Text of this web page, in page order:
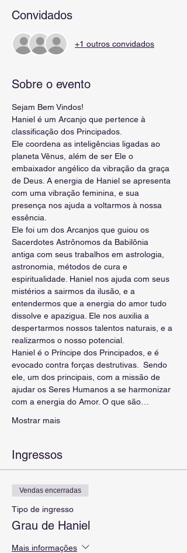
Convidados
+1 outros convidados
Sobre o evento
Sejam Bem Vindos!
Haniel é um Arcanjo que pertence à
classificação dos Principados.
Ele coordena as inteligências ligadas ao
planeta Vênus, além de ser Ele o
embaixador angélico da vibração da graça
de Deus. A energia de Haniel se apresenta
com uma vibração feminina, e sua
presença nos ajuda a voltarmos à nossa
essência.
Ele foi um dos Arcanjos que guiou os
Sacerdotes Astrônomos da Babilônia
antiga com seus trabalhos em astrologia,
astronomia, métodos de cura e
espiritualidade. Haniel nos ajuda com seus
mistérios a sairmos da ilusão, e a
entendermos que a energia do amor tudo
dissolve e apazigua. Ele nos auxilia a
despertarmos nossos talentos naturais, e a
realizarmos o nosso potencial.
Haniel é o Príncipe dos Principados, e é
evocado contra forças destrutivas.  Sendo
ele, um dos principais, com a missão de
ajudar os Seres Humanos a se harmonizar
com a energia do Amor. O que são…
Mostrar mais
Ingressos
Vendas encerradas
Tipo de ingresso
Grau de Haniel
Mais informações